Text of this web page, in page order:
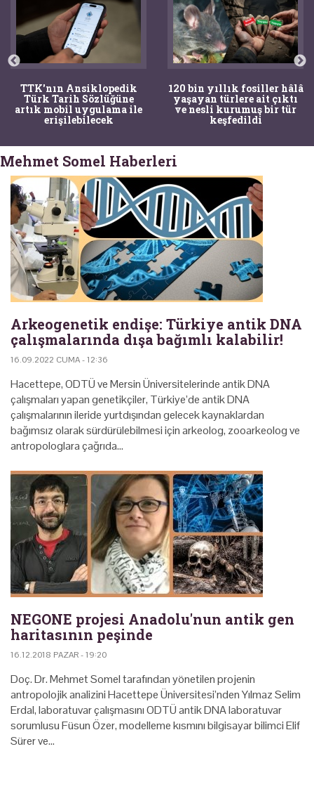
TTK'nın Ansiklopedik
Türk Tarih Sözlüğüne
artık mobil uygulama ile
erişilebilecek
120 bin yıllık fosiller hâlâ
yaşayan türlere ait çıktı
ve nesli kurumuş bir tür
keşfedildi
Mehmet Somel Haberleri
Arkeogenetik endişe: Türkiye antik DNA
çalışmalarında dışa bağımlı kalabilir!
16.09.2022 CUMA - 12:36
Hacettepe, ODTÜ ve Mersin Üniversitelerinde antik DNA
çalışmaları yapan genetikçiler, Türkiye’de antik DNA
çalışmalarının ileride yurtdışından gelecek kaynaklardan
bağımsız olarak sürdürülebilmesi için arkeolog, zooarkeolog ve
antropologlara çağrıda…
NEGONE projesi Anadolu'nun antik gen
haritasının peşinde
16.12.2018 PAZAR - 19:20
Doç. Dr. Mehmet Somel tarafından yönetilen projenin
antropolojik analizini Hacettepe Üniversitesi’nden Yılmaz Selim
Erdal, laboratuvar çalışmasını ODTÜ antik DNA laboratuvar
sorumlusu Füsun Özer, modelleme kısmını bilgisayar bilimci Elif
Sürer ve…